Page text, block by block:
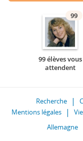
99
99 élèves vous
attendent
Recherche
Mentions légales
Allemagne